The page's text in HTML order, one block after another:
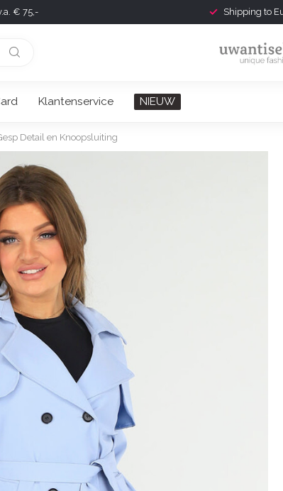
v.a. € 75,-
Klantenservice NIEUW
Detail en Knoopsluiting